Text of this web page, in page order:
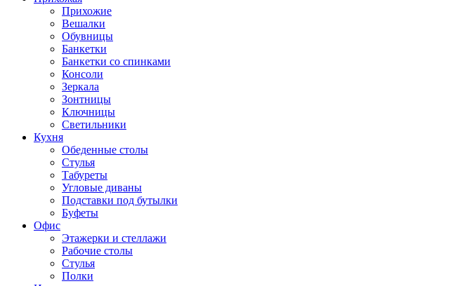
Прихожие
Вешалки
Обувницы
Банкетки
Банкетки со спинками
Консоли
Зеркала
Зонтницы
Ключницы
Светильники
Кухня
Обеденные столы
Стулья
Табуреты
Угловые диваны
Подставки под бутылки
Буфеты
Офис
Этажерки и стеллажи
Рабочие столы
Стулья
Полки